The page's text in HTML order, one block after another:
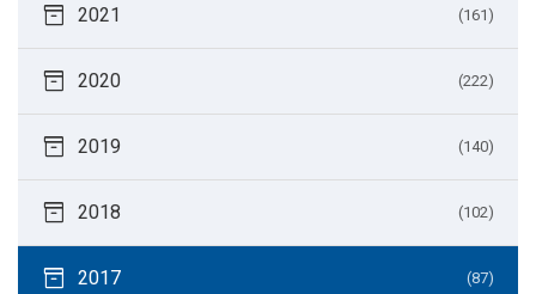
inventory_2 2021 (161)
inventory_2 2020 (222)
inventory_2 2019 (140)
inventory_2 2018 (102)
inventory_2 2017 (87)